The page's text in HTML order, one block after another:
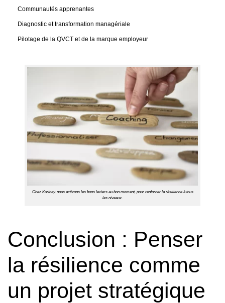
Communautés apprenantes
Diagnostic et transformation managériale
Pilotage de la QVCT et de la marque employeur
Chez Kuribay, nous activons les bons leviers au bon moment, pour renforcer la résilience à tous
les niveaux.
Conclusion : Penser
la résilience comme
un projet stratégique